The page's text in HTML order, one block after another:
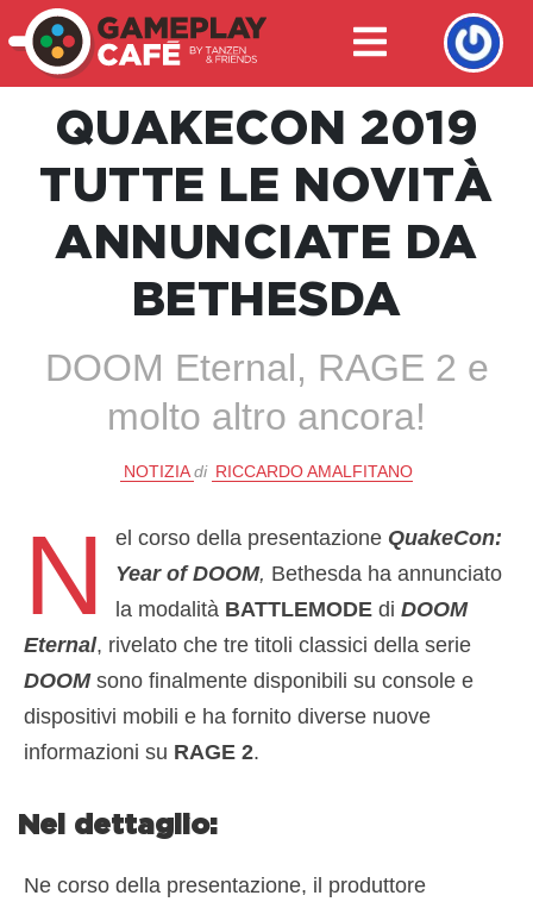
QUAKECON 2019
TUTTE LE NOVITÀ
ANNUNCIATE DA
BETHESDA
DOOM Eternal, RAGE 2 e
molto altro ancora!
NOTIZIA di RICCARDO AMALFITANO
N el corso della presentazione QuakeCon:
Year of DOOM, Bethesda ha annunciato
la modalità BATTLEMODE diDOOM
Eternal, rivelato che tre titoli classici della serie
DOOMsono finalmente disponibili su console e
dispositivi mobili e ha fornito diverse nuove
informazioni su RAGE 2.
Nel dettaglio:
Ne corso della presentazione, il produttore